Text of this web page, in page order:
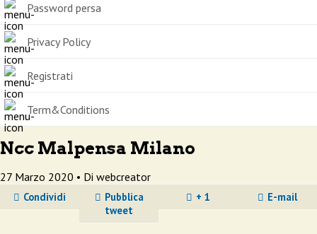
Password persa
Privacy Policy
Registrati
Term&Conditions
Ncc Malpensa Milano
27 Marzo 2020 • Di webcreator
Condividi
Pubblica
tweet
+ 1 E-mail